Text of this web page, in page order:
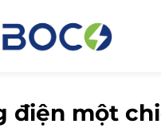
điện một